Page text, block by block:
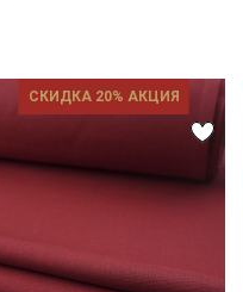
СКИДКА 20% АКЦИЯ